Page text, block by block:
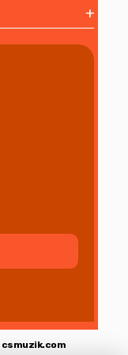
csmuzik.com